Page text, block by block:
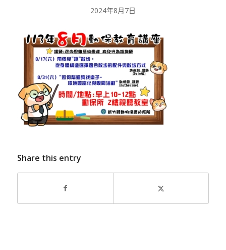
2024年8月7日
Share this entry